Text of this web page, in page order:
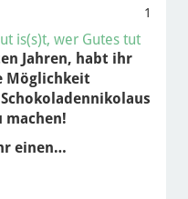
1
is(s)t, wer Gutes tut
Jahren, habt ihr
Möglichkeit
machen!
einen…